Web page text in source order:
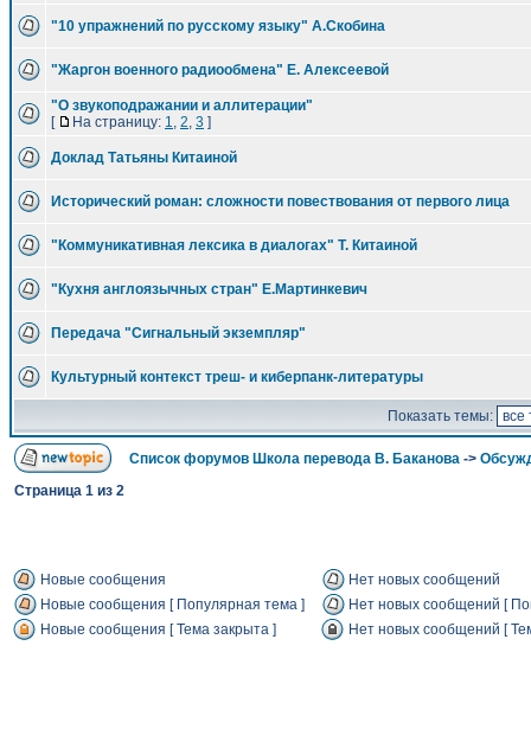
"10 упражнений по русскому языку" А.Скобина
"Жаргон военного радиообмена" Е. Алексеевой
"О звукоподражании и аллитерации"
[
На страницу: 1, 2, 3 ]
Доклад Татьяны Китаиной
Исторический роман: сложности повествования от первого лица
"Коммуникативная лексика в диалогах" Т. Китаиной
"Кухня англоязычных стран" Е.Мартинкевич
Передача "Сигнальный экземпляр"
Культурный контекст треш- и киберпанк-литературы
Показать темы:
Список форумов Школа перевода В. Баканова ->
Страница 1 из 2
Новые сообщения
Нет новых сообщений
Новые сообщения [ Популярная тема ]
Нет новых сообщений [
Новые сообщения [ Тема закрыта ]
Нет новых сообщений [